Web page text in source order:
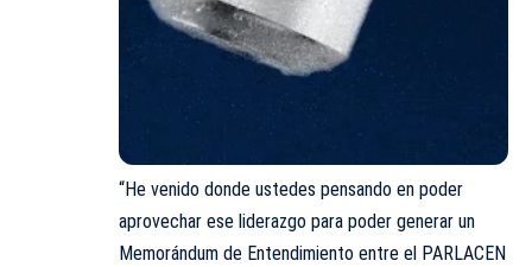
“He venido donde ustedes pensando en poder
aprovechar ese liderazgo para poder generar un
Memorándum de Entendimiento entre el PARLACEN